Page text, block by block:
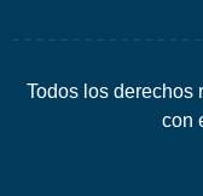
Todos los derechos
con